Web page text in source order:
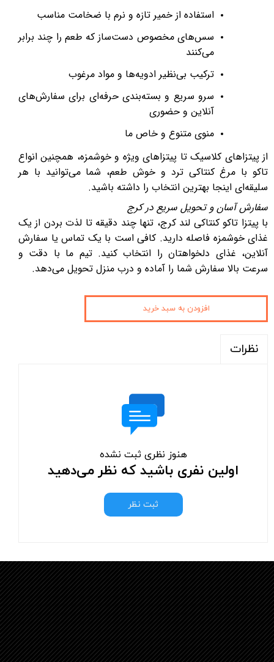
استفاده از خمیر تازه و نرم با ضخامت مناسب
سس‌های مخصوص دست‌ساز که طعم را چند برابر
می‌کنند
ترکیب بی‌نظیر ادویه‌ها و مواد مرغوب
سرو سریع و بسته‌بندی حرفه‌ای برای سفارش‌های
آنلاین و حضوری
منوی متنوع و خاص ما
از پیتزاهای کلاسیک تا پیتزاهای ویژه و خوشمزه، همچنین انواع
تاکو با مرغ کنتاکی ترد و خوش طعم، شما می‌توانید با هر
سلیقه‌ای اینجا بهترین انتخاب را داشته باشید.
سفارش آسان و تحویل سریع در کرج
با پیتزا تاکو کنتاکی لند کرج، تنها چند دقیقه تا لذت بردن از یک
غذای خوشمزه فاصله دارید. کافی است با یک تماس یا سفارش
آنلاین، غذای دلخواهتان را انتخاب کنید. تیم ما با دقت و
سرعت بالا سفارش شما را آماده و درب منزل تحویل می‌دهد.
افزودن به سبد خرید
نظرات
هنوز نظری ثبت نشده
اولین نفری باشید که نظر می‌دهید
ثبت نظر